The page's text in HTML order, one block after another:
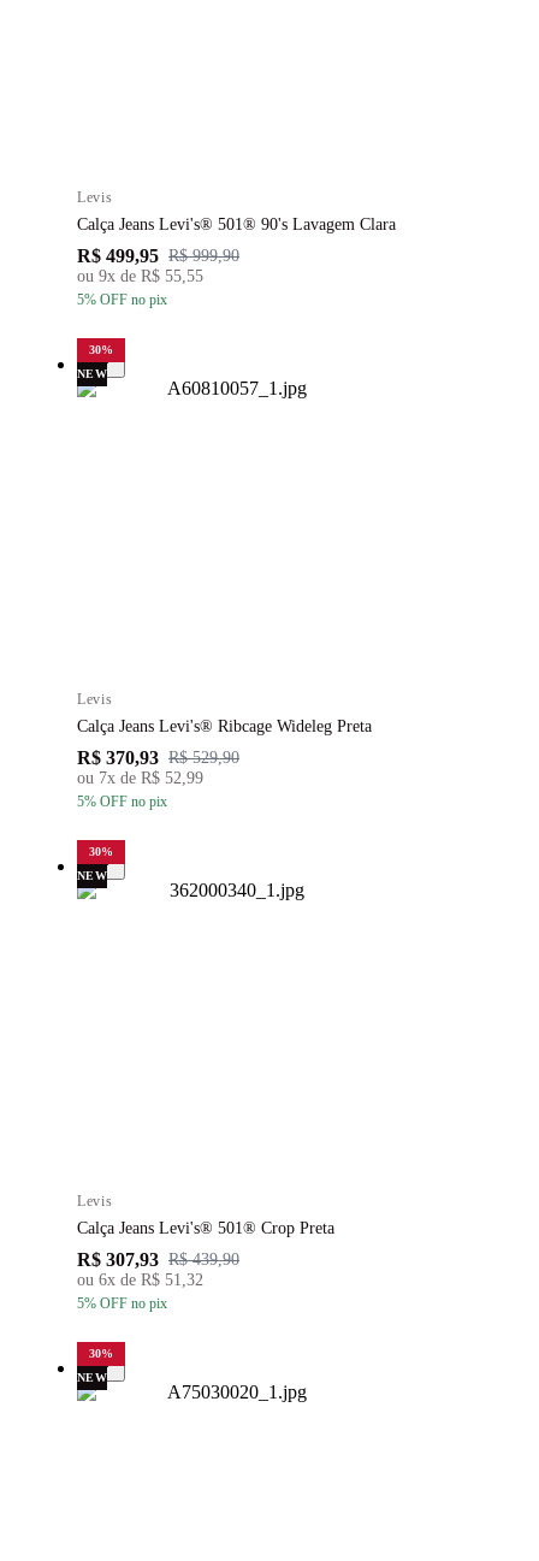
Levis
Calça Jeans Levi's® 501® 90's Lavagem Clara
R$ 499,95 R$ 999,90
ou 9x de R$ 55,55
5% OFF no pix
30%
NEW
Levis
Calça Jeans Levi's® Ribcage Wideleg Preta
R$ 370,93 R$ 529,90
ou 7x de R$ 52,99
5% OFF no pix
30%
NEW
Levis
Calça Jeans Levi's® 501® Crop Preta
R$ 307,93 R$ 439,90
ou 6x de R$ 51,32
5% OFF no pix
30%
NEW